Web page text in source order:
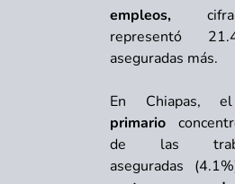
empleos,
representó
aseguradas más.
En Chiapas,
primario
de las
aseguradas